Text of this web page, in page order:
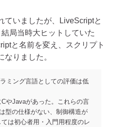
ていましたが、LiveScriptと
局当時大ヒットしていた
と名前を変え、スクリプト
りました。
ミング言語としての評価は低
やJavaがあった。これらの言
型の仕様がない、制御構造が
は初心者用・入門用程度のレ